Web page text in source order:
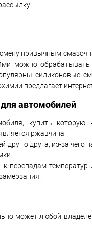
привычным
можно
предлагает
автомобилей
купить
ржавчина.
друг о друга, из-за
перепадам
может любой